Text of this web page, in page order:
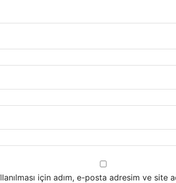
için adım, e-posta adresim ve site